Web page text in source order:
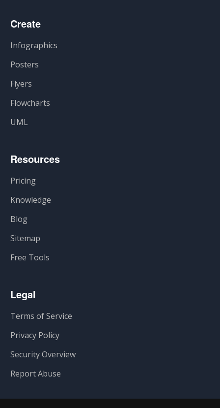
Create
Infographics
Posters
Flyers
Flowcharts
UML
Resources
Pricing
Knowledge
Blog
Sitemap
Free Tools
Legal
Terms of Service
Privacy Policy
Security Overview
Report Abuse